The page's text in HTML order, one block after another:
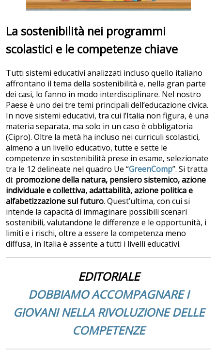
La sostenibilità nei programmi
scolastici e le competenze chiave
Tutti sistemi educativi analizzati incluso quello italiano
affrontano il tema della sostenibilità e, nella gran parte
dei casi, lo fanno in modo interdisciplinare. Nel nostro
Paese è uno dei tre temi principali dell’educazione civica.
In nove sistemi educativi, tra cui l’Italia non figura, è una
materia separata, ma solo in un caso è obbligatoria
(Cipro). Oltre la metà ha incluso nei curriculi scolastici,
almeno a un livello educativo, tutte e sette le
competenze in sostenibilità prese in esame, selezionate
tra le 12 delineate nel quadro Ue “GreenComp”. Si tratta
di: promozione della natura, pensiero sistemico, azione
individuale e collettiva, adattabilità, azione politica e
alfabetizzazione sul futuro. Quest’ultima, con cui si
intende la capacità di immaginare possibili scenari
sostenibili, valutandone le differenze e le opportunità, i
limiti e i rischi, oltre a essere la competenza meno
diffusa, in Italia è assente a tutti i livelli educativi.
EDITORIALE
DOBBIAMO ACCOMPAGNARE I
GIOVANI NELLA RIVOLUZIONE DELLE
COMPETENZE